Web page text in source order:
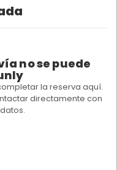
no se puede
la reserva aquí.
directamente con